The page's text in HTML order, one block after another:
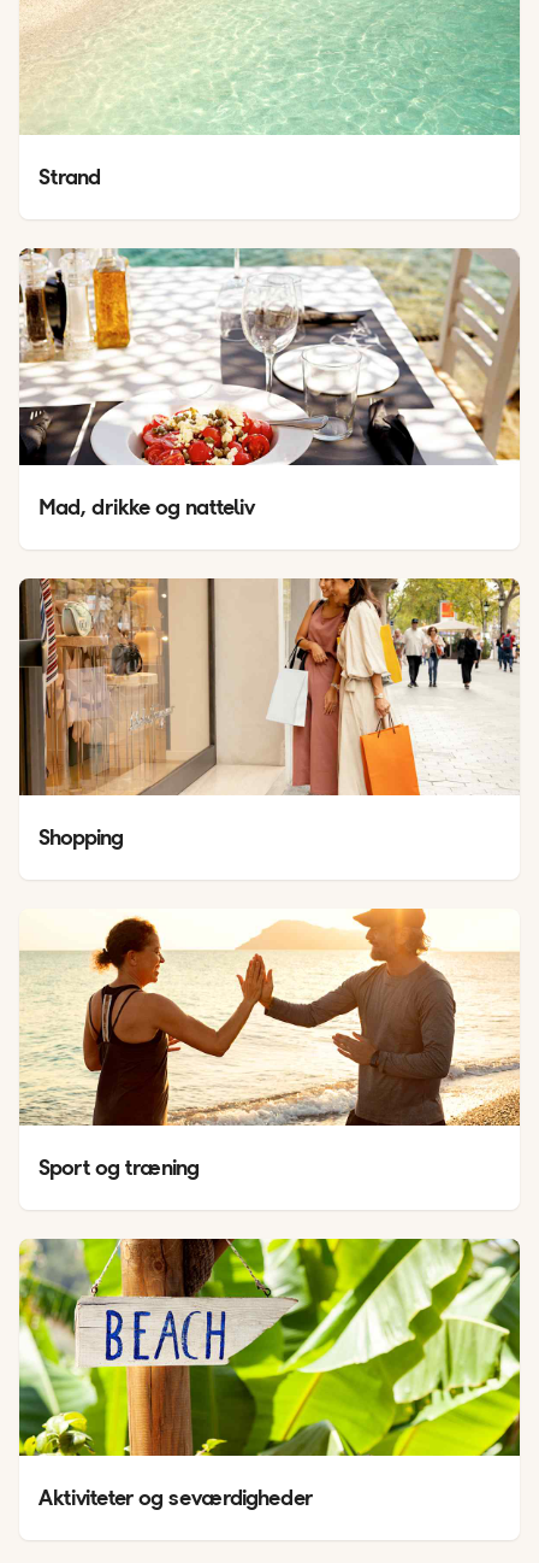
Strand
Mad, drikke og natteliv
Shopping
Sport og træning
Aktiviteter og seværdigheder